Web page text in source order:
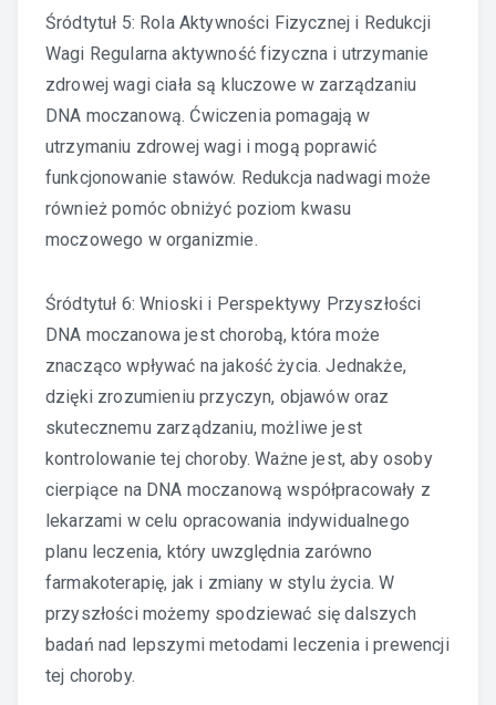
Śródtytuł 5: Rola Aktywności Fizycznej i Redukcji
Wagi Regularna aktywność fizyczna i utrzymanie
zdrowej wagi ciała są kluczowe w zarządzaniu
DNA moczanową. Ćwiczenia pomagają w
utrzymaniu zdrowej wagi i mogą poprawić
funkcjonowanie stawów. Redukcja nadwagi może
również pomóc obniżyć poziom kwasu
moczowego w organizmie.
Śródtytuł 6: Wnioski i Perspektywy Przyszłości
DNA moczanowa jest chorobą, która może
znacząco wpływać na jakość życia. Jednakże,
dzięki zrozumieniu przyczyn, objawów oraz
skutecznemu zarządzaniu, możliwe jest
kontrolowanie tej choroby. Ważne jest, aby osoby
cierpiące na DNA moczanową współpracowały z
lekarzami w celu opracowania indywidualnego
planu leczenia, który uwzględnia zarówno
farmakoterapię, jak i zmiany w stylu życia. W
przyszłości możemy spodziewać się dalszych
badań nad lepszymi metodami leczenia i prewencji
tej choroby.